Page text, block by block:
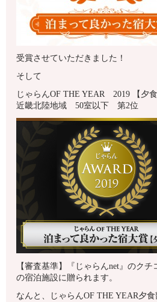
受賞させていただきました！
そして
じゃらんOF THE YEAR 2019 【夕食
近畿北陸地域 50室以下 第2位
【審査基準】『じゃらんnet』のク
の宿泊施設に贈られます。
なんと、じゃらんOF THE YEAR夕